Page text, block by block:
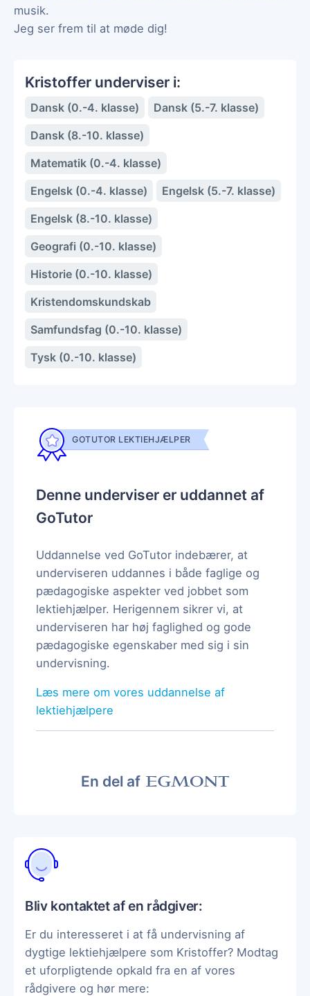
musik.
Jeg ser frem til at møde dig!
Kristoffer underviser i:
Dansk (0.-4. klasse)
Dansk (5.-7. klasse)
Dansk (8.-10. klasse)
Matematik (0.-4. klasse)
Engelsk (0.-4. klasse)
Engelsk (5.-7. klasse)
Engelsk (8.-10. klasse)
Geografi (0.-10. klasse)
Historie (0.-10. klasse)
Kristendomskundskab
Samfundsfag (0.-10. klasse)
Tysk (0.-10. klasse)
GOTUTOR LEKTIEHJÆLPER
Denne underviser er uddannet af
GoTutor
Uddannelse ved GoTutor indebærer, at
underviseren uddannes i både faglige og
pædagogiske aspekter ved jobbet som
lektiehjælper. Herigennem sikrer vi, at
underviseren har høj faglighed og gode
pædagogiske egenskaber med sig i sin
undervisning.
Læs mere om vores uddannelse af
lektiehjælpere
En del af
Bliv kontaktet af en rådgiver:
Er du interesseret i at få undervisning af
dygtige lektiehjælpere som Kristoffer? Modtag
et uforpligtende opkald fra en af vores
rådgivere og hør mere: